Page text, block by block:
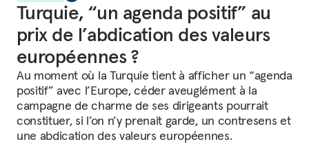
Turquie, “un agenda positif” au
prix de l’abdication des valeurs
européennes ?
Au moment où la Turquie tient à afficher un “agenda
positif” avec l’Europe, céder aveuglément à la
campagne de charme de ses dirigeants pourrait
constituer, si l’on n’y prenait garde, un contresens et
une abdication des valeurs européennes.